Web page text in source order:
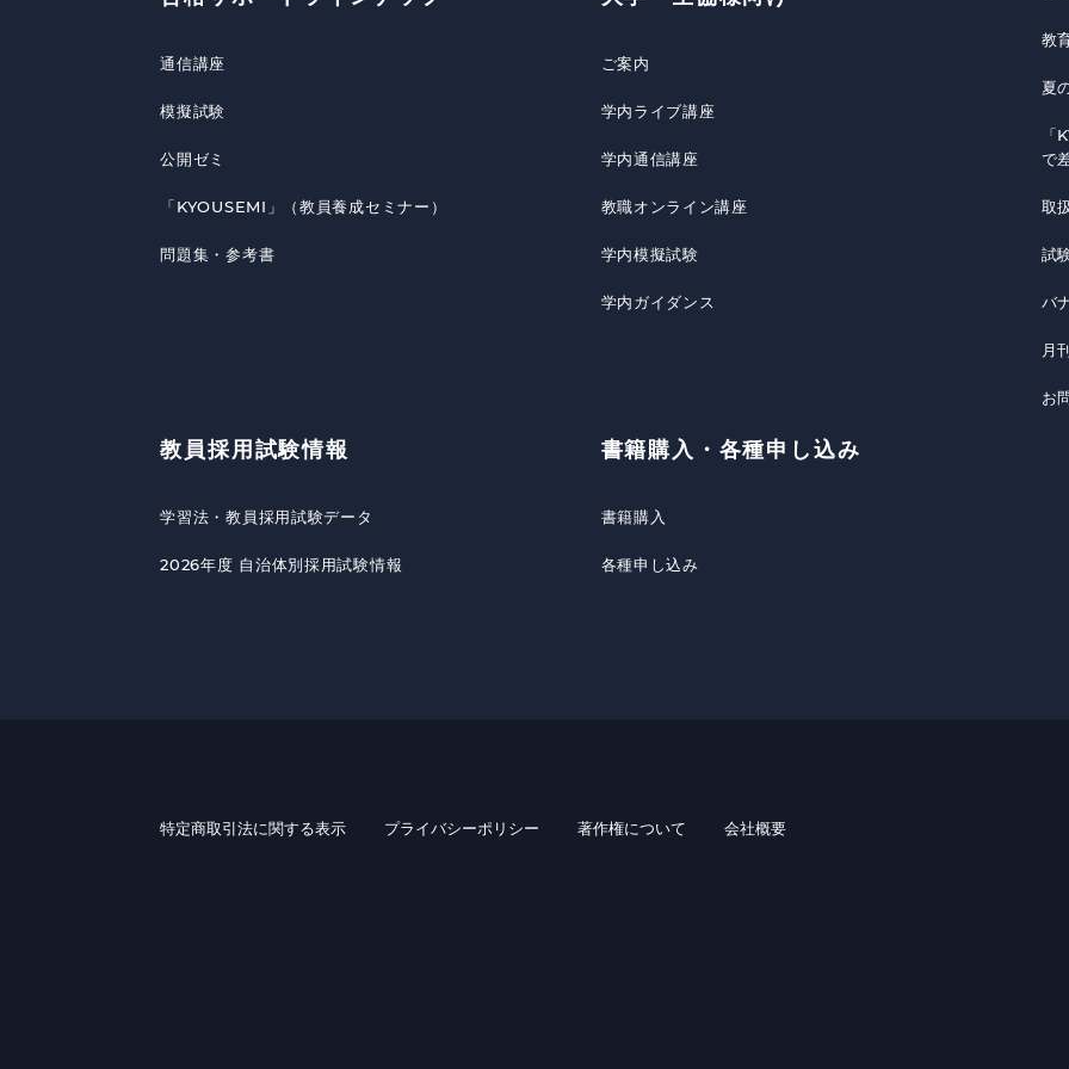
通信講座
模擬試験
公開ゼミ
「KYOUSEMI」（教員養成セミナー）
問題集・参考書
教員採用試験情報
学習法・教員採用試験データ
2026年度 自治体別採用試験情報
ご案内
学内ライブ講座
学内通信講座
教職オンライン講座
学内模擬試験
学内ガイダンス
書籍購入・各種申し込み
書籍購入
各種申し込み
教
夏
で
取
試
バ
月
お
特定商取引法に関する表示 プライバシーポリシー 著作権について 会社概要